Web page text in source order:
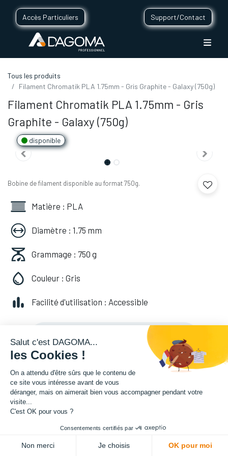
Accès Particuliers Support/Contact
Tous les produits
Filament Chromatik PLA 1.75mm - Gris Graphite - Galaxy (750g)
Filament Chromatik PLA 1.75mm - Gris
Graphite - Galaxy (750g)
disponible
Bobine de filament disponible au format 750g.
Matière : PLA
Diamètre : 1.75 mm
Grammage : 750 g
Couleur : Gris
Facilité d'utilisation : Accessible
20,82€HT
(20,82 TVA comprise)
Salut c'est DAGOMA...
les Cookies !
On a attendu d'être sûrs que le contenu de
ce site vous intéresse avant de vous
déranger, mais on aimerait bien vous accompagner pendant votre
visite...
C'est OK pour vous ?
Consentements certifiés par
Non merci Je choisis OK pour moi